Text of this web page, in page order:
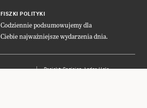
FISZKI POLITYKI
Codziennie podsumowujemy dla
Ciebie najważniejsze wydarzenia dnia.
Projekt:Cogision,Ładne Halo